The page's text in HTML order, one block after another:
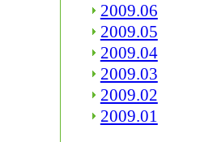
2009.06
2009.05
2009.04
2009.03
2009.02
2009.01